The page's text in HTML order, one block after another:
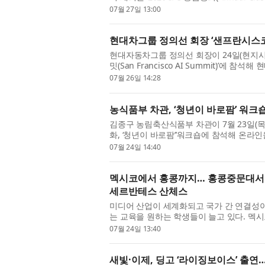
장 자격으로 참석해 국제 장애인 스포츠
07월 27일 13:00
현대차그룹 정의선 회장 ‘샌프란시스
현대자동차그룹 정의선 회장이 24일(현지
밋(San Francisco AI Summit)’에 참석해
다. 이번 행사는 정의선 회장을 비롯해 국
07월 26일 14:28
농식품부 차관, ‘청년이 바로팜’ 워
김종구 농림축산식품부 차관이 7월 23일(
화, ‘청년이 바로팜’’워크숍에 참석해 온
은 온라인 판매에 관심과 열정을 가진 청
07월 24일 14:40
멕시코에서 홍콩까지… 홍콩중문대
세르반테스 산체스
미디어 산업이 세계화되고 국가 간 연결
는 교육을 원하는 학생들이 늘고 있다. 멕
Hong Kong, CUHK) 장학생인 호세 마누엘
07월 24일 13:40
새빛·이제, 딩고 ‘라이징보이스’ 출